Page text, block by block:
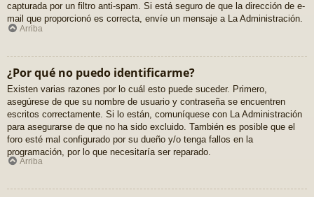
capturada por un filtro anti-spam. Si está seguro de que la dirección de e-
mail que proporcionó es correcta, envíe un mensaje a La Administración.
Arriba
¿Por qué no puedo identificarme?
Existen varias razones por lo cuál esto puede suceder. Primero,
asegúrese de que su nombre de usuario y contraseña se encuentren
escritos correctamente. Si lo están, comuníquese con La Administración
para asegurarse de que no ha sido excluido. También es posible que el
foro esté mal configurado por su dueño y/o tenga fallos en la
programación, por lo que necesitaría ser reparado.
Arriba